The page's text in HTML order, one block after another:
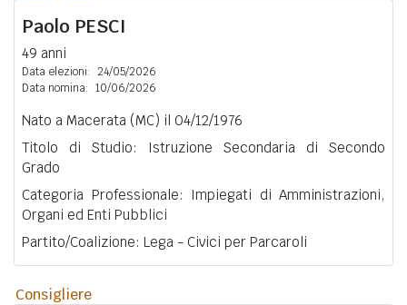
Paolo PESCI
49 anni
Data elezioni: 24/05/2026
Data nomina: 10/06/2026
Nato a Macerata (MC) il 04/12/1976
Titolo di Studio: Istruzione Secondaria di Secondo
Grado
Categoria Professionale: Impiegati di Amministrazioni,
Organi ed Enti Pubblici
Partito/Coalizione: Lega - Civici per Parcaroli
Consigliere